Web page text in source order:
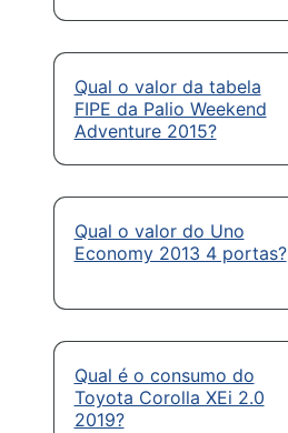
Qual o valor da tabela
FIPE da Palio Weekend
Adventure 2015?
Qual o valor do Uno
Economy 2013 4 portas?
Qual é o consumo do
Toyota Corolla XEi 2.0
2019?